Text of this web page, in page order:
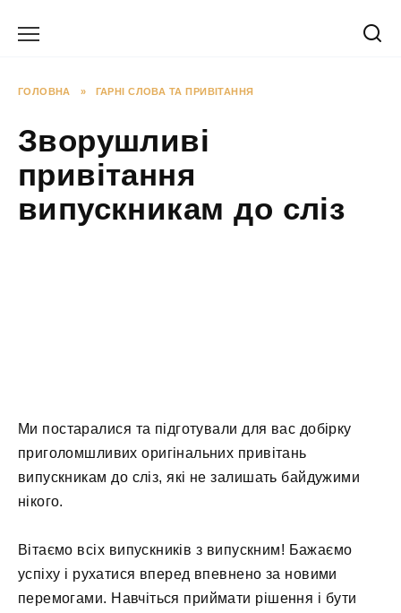
ГОЛОВНА » ГАРНІ СЛОВА ТА ПРИВІТАННЯ
Зворушливі
привітання
випускникам до сліз
Ми постаралися та підготували для вас добірку
приголомшливих оригінальних привітань
випускникам до сліз, які не залишать байдужими
нікого.
Вітаємо всіх випускників з випускним! Бажаємо
успіху і рухатися вперед впевнено за новими
перемогами. Навчіться приймати рішення і бути